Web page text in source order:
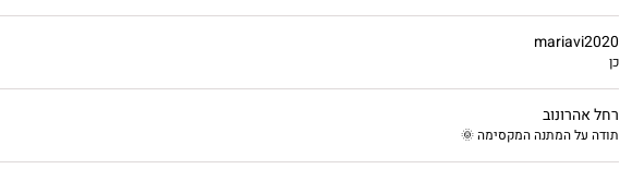
mariavi2020
כן
רחל אהרונוב
תודה על המתנה המקסימה 🌞